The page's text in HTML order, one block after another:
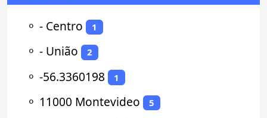
⚬ - Centro 1
⚬ - União 2
⚬ -56.3360198 1
⚬ 11000 Montevideo 5